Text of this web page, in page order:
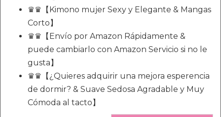
♛♛【Kimono mujer Sexy y Elegante & Mangas
Corto】
♛♛【Envío por Amazon Rápidamente &
puede cambiarlo con Amazon Servicio si no le
gusta】
♛♛【¿Quieres adquirir una mejora esperencia
de dormir? & Suave Sedosa Agradable y Muy
Cómoda al tacto】